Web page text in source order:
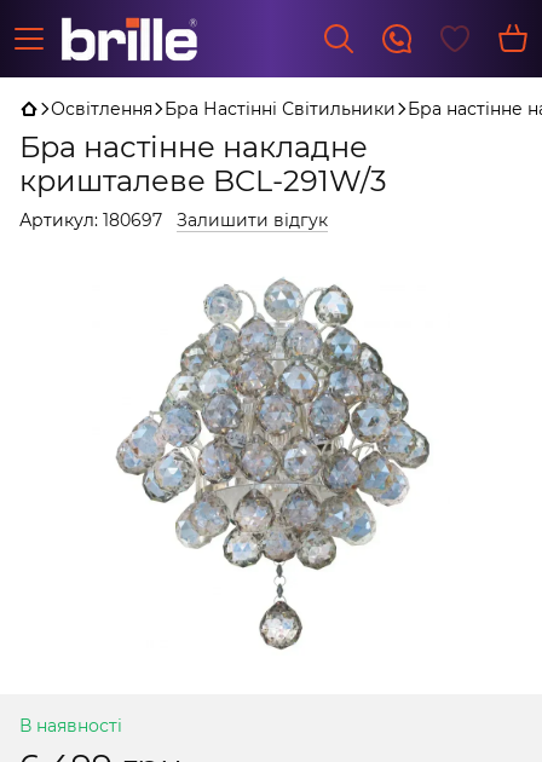
Освітлення Бра Настінні Світильники Бра настінне
Бра настінне накладне
кришталеве BCL-291W/3
Артикул: 180697 Залишити відгук
В наявності